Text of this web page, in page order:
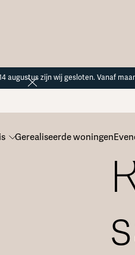
augustus zijn wij gesloten. Vanaf
Gerealiseerde woningen